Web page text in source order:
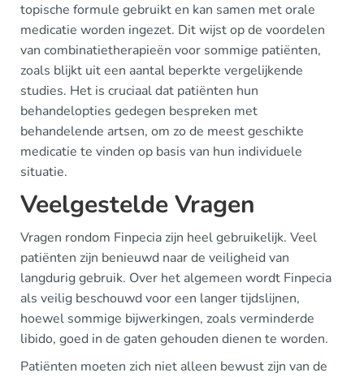
topische formule gebruikt en kan samen met orale
medicatie worden ingezet. Dit wijst op de voordelen
van combinatietherapieën voor sommige patiënten,
zoals blijkt uit een aantal beperkte vergelijkende
studies. Het is cruciaal dat patiënten hun
behandelopties gedegen bespreken met
behandelende artsen, om zo de meest geschikte
medicatie te vinden op basis van hun individuele
situatie.
Veelgestelde Vragen
Vragen rondom Finpecia zijn heel gebruikelijk. Veel
patiënten zijn benieuwd naar de veiligheid van
langdurig gebruik. Over het algemeen wordt Finpecia
als veilig beschouwd voor een langer tijdslijnen,
hoewel sommige bijwerkingen, zoals verminderde
libido, goed in de gaten gehouden dienen te worden.
Patiënten moeten zich niet alleen bewust zijn van de